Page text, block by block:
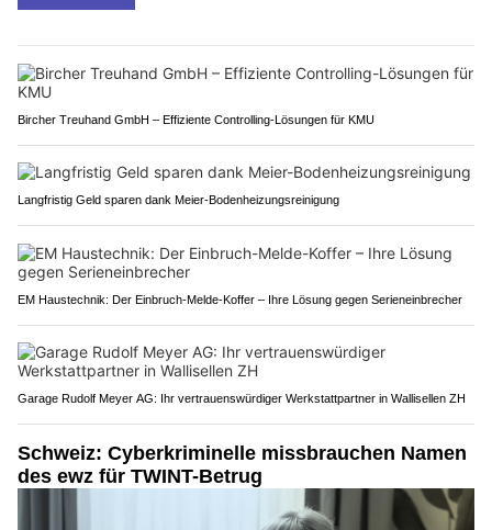
Bircher Treuhand GmbH – Effiziente Controlling-Lösungen für KMU
Langfristig Geld sparen dank Meier-Bodenheizungsreinigung
EM Haustechnik: Der Einbruch-Melde-Koffer – Ihre Lösung gegen Serieneinbrecher
Garage Rudolf Meyer AG: Ihr vertrauenswürdiger Werkstattpartner in Wallisellen ZH
Schweiz: Cyberkriminelle missbrauchen Namen
des ewz für TWINT-Betrug